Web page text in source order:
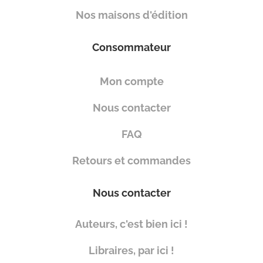
Nos maisons d'édition
Consommateur
Mon compte
Nous contacter
FAQ
Retours et commandes
Nous contacter
Auteurs, c'est bien ici !
Libraires, par ici !